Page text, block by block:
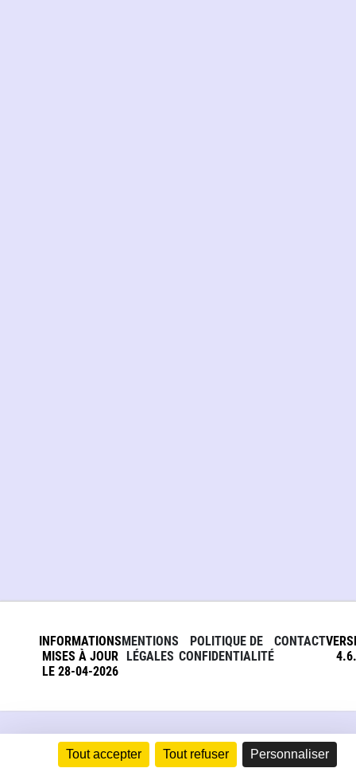
Tout accepter Tout refuser Personnaliser
INFORMATIONS
MISES À JOUR
LE 28-04-2026
MENTIONS
LÉGALES
POLITIQUE DE
CONFIDENTIALITÉ
CONTACT